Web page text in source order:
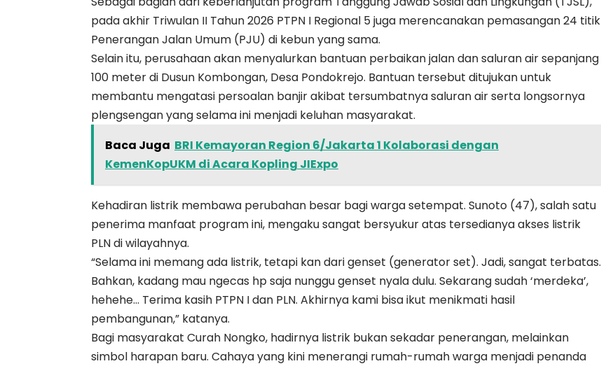
pada akhir Triwulan II Tahun 2026 PTPN I Regional 5 juga merencanakan pemasangan 24 titik
Penerangan Jalan Umum (PJU) di kebun yang sama.
Selain itu, perusahaan akan menyalurkan bantuan perbaikan jalan dan saluran air sepanjang
100 meter di Dusun Kombongan, Desa Pondokrejo. Bantuan tersebut ditujukan untuk
membantu mengatasi persoalan banjir akibat tersumbatnya saluran air serta longsornya
plengsengan yang selama ini menjadi keluhan masyarakat.
Baca Juga BRI Kemayoran Region 6/Jakarta 1 Kolaborasi dengan
KemenKopUKM di Acara Kopling JIExpo
Kehadiran listrik membawa perubahan besar bagi warga setempat. Sunoto (47), salah satu
penerima manfaat program ini, mengaku sangat bersyukur atas tersedianya akses listrik
PLN di wilayahnya.
“Selama ini memang ada listrik, tetapi kan dari genset (generator set). Jadi, sangat terbatas.
Bahkan, kadang mau ngecas hp saja nunggu genset nyala dulu. Sekarang sudah ‘merdeka’,
hehehe… Terima kasih PTPN I dan PLN. Akhirnya kami bisa ikut menikmati hasil
pembangunan,” katanya.
Bagi masyarakat Curah Nongko, hadirnya listrik bukan sekadar penerangan, melainkan
simbol harapan baru. Cahaya yang kini menerangi rumah-rumah warga menjadi penanda